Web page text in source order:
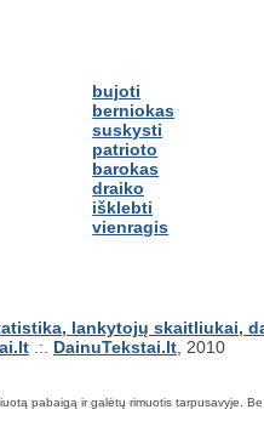
bujoti
berniokas
suskysti
patrioto
barokas
draiko
išklebti
vienragis
.:. DainuTekstai.lt , 2010
pabaigą ir galėtų rimuotis tarpusavyje.